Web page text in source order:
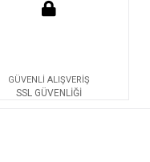
GÜVENLİ ALIŞVERİŞ
SSL GÜVENLİĞİ